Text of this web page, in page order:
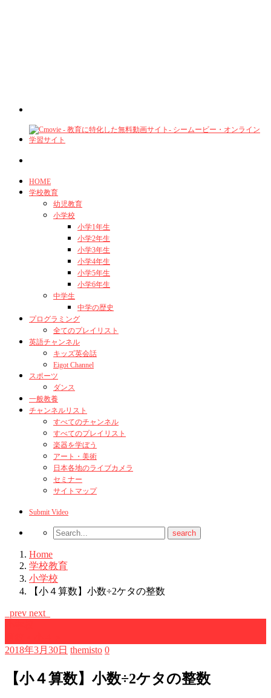
HOME
学校教育
幼児教育
小学校
小学1年生
小学2年生
小学3年生
小学4年生
小学5年生
小学6年生
中学生
中学の歴史
プログラミング
全てのプレイリスト
英語チャンネル
キッズ英会話
Eigot Channel
スポーツ
ダンス
一般教養
チャンネルリスト
すべてのチャンネル
すべてのプレイリスト
楽器を学ぼう
アート・美術
日本各地のライブカメラ
セミナー
サイトマップ
Submit Video
Home
学校教育
小学校
【小４算数】小数÷2ケタの整数
prev next
2018年3月30日 themisto 0
【小４算数】小数÷2ケタの整数